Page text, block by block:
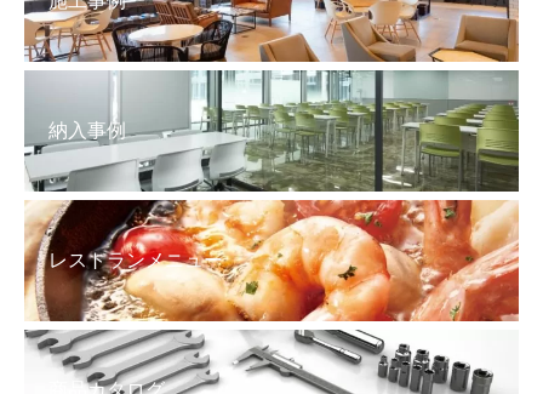
納入事例
レストランメニュー
商品カタログ